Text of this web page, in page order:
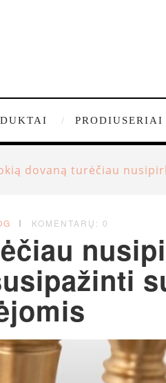
PRODIUSERIAI
dovaną turėčiau
KOMENTARŲ: 0